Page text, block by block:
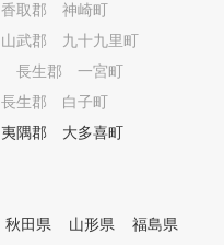
香取郡 神崎町
山武郡 九十九里町
長生郡 一宮町
長生郡 白子町
夷隅郡 大多喜町
秋田県 山形県
福島県